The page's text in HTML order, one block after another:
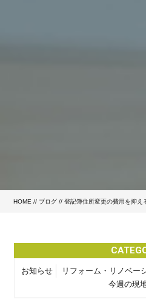
HOME // ブログ // 登記簿住所変更の費用を抑え
お知らせ リフォーム・リノベー
今週の現